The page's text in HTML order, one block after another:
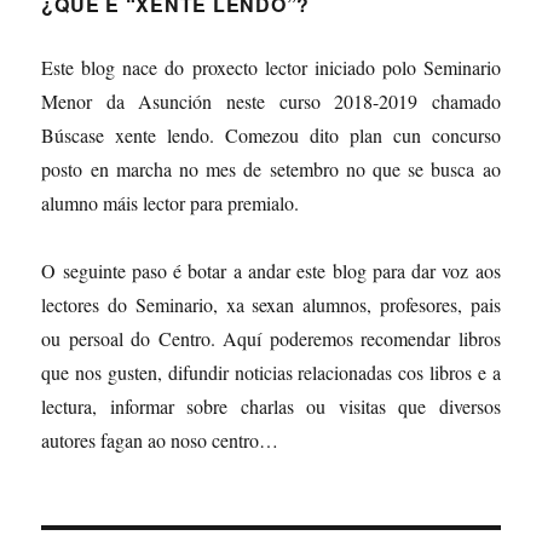
Este blog nace do proxecto lector iniciado polo Seminario
Menor da Asunción neste curso 2018-2019 chamado
Búscase xente lendo. Comezou dito plan cun concurso
posto en marcha no mes de setembro no que se busca ao
alumno máis lector para premialo.
O seguinte paso é botar a andar este blog para dar voz aos
lectores do Seminario, xa sexan alumnos, profesores, pais
ou persoal do Centro. Aquí poderemos recomendar libros
que nos gusten, difundir noticias relacionadas cos libros e a
lectura, informar sobre charlas ou visitas que diversos
autores fagan ao noso centro…